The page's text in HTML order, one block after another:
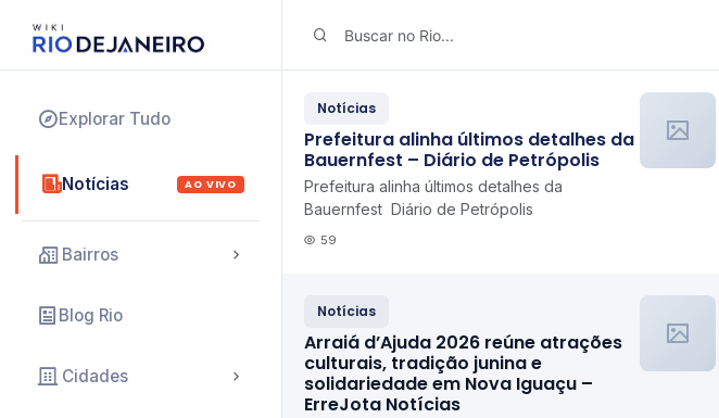
Explorar Tudo
Notícias AO VIVO
Bairros
Blog Rio
Cidades
Notícias
Prefeitura alinha últimos detalhes da
Bauernfest – Diário de Petrópolis
Prefeitura alinha últimos detalhes da
Bauernfest Diário de Petrópolis
59
Notícias
Arraiá d’Ajuda 2026 reúne atrações
culturais, tradição junina e
solidariedade em Nova Iguaçu –
ErreJota Notícias